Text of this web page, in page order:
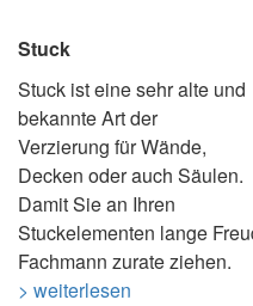
Stuck
Stuck ist eine sehr alte und
bekannte Art der
Verzierung für Wände,
Decken oder auch Säulen.
Damit Sie an Ihren
Stuckelementen lange
Fachmann zurate ziehen.
> weiterlesen